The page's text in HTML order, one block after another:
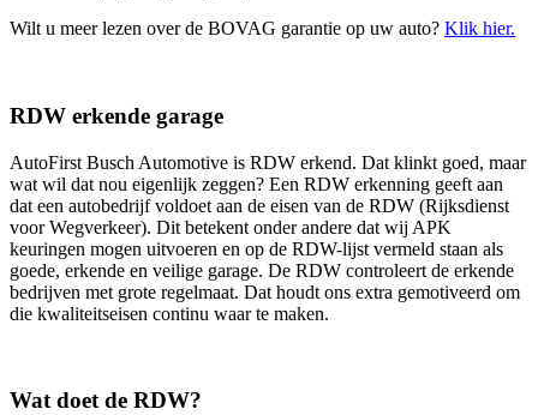
Wilt u meer lezen over de BOVAG garantie op uw auto? Klik hier.
RDW erkende garage
AutoFirst Busch Automotive is RDW erkend. Dat klinkt goed, maar
wat wil dat nou eigenlijk zeggen? Een RDW erkenning geeft aan
dat een autobedrijf voldoet aan de eisen van de RDW (Rijksdienst
voor Wegverkeer). Dit betekent onder andere dat wij APK
keuringen mogen uitvoeren en op de RDW-lijst vermeld staan als
goede, erkende en veilige garage. De RDW controleert de erkende
bedrijven met grote regelmaat. Dat houdt ons extra gemotiveerd om
die kwaliteitseisen continu waar te maken.
Wat doet de RDW?